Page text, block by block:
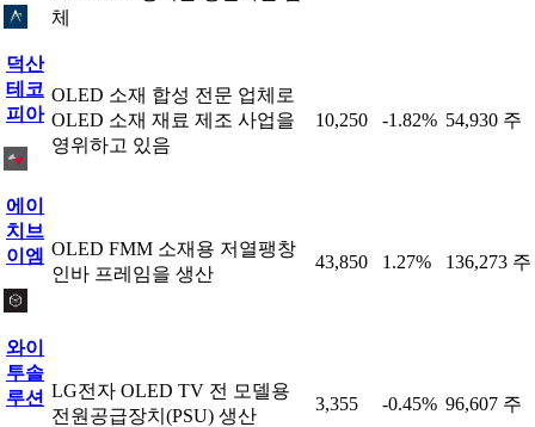
체
덕산
테코
피아
OLED 소재 합성 전문 업체로
OLED 소재 재료 제조 사업을
영위하고 있음
10,250 -1.82% 54,930 주
에이
치브
이엠 OLED FMM 소재용 저열팽창
인바 프레임을 생산
43,850 1.27% 136,273 주
와이
투솔
루션 LG전자 OLED TV 전 모델용
전원공급장치(PSU) 생산
3,355 -0.45% 96,607 주